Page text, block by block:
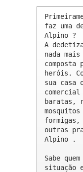
faz uma
Alpino ?
A
nada mais
composta
heróis.
sua casa
baratas,
formigas,
outras
Alpino .
Sabe
situação